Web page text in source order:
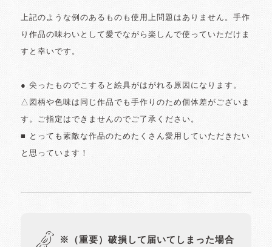
上記のような例のあるものも使用上問題はありません。手作
り作品の味わいとして愛でながら楽しんで使っていただけま
すと幸いです。
● 尖ったものでこすると絵具がはがれる原因になります。
△図柄や色味は同じ作品でも手作りのため個体差がございま
す。ご指定はできませんのでご了承ください。
■ とっても素敵な作品のためたくさん愛用していただきたい
と思っています！
※（重要）破損して届いてしまった場合